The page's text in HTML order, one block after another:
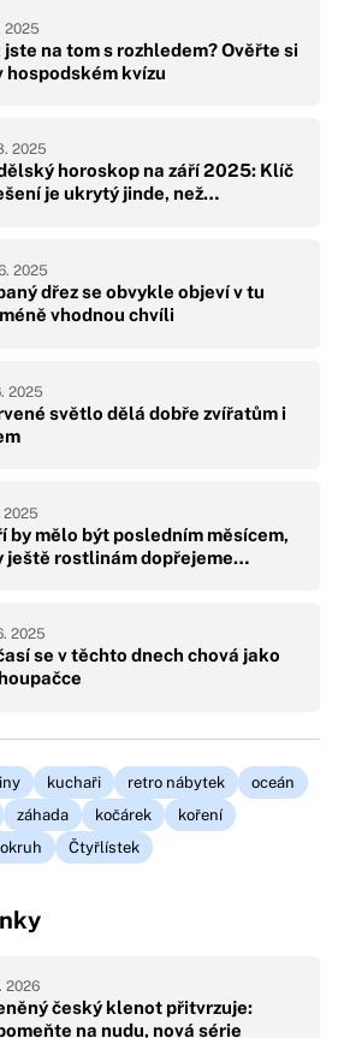
jste na tom s rozhledem? Ověřte si
hospodském kvízu
2025
horoskop na září 2025: Klíč
je ukrytý jinde, než…
2025
dřez se obvykle objeví v tu
vhodnou chvíli
2025
světlo dělá dobře zvířatům i
2025
by mělo být posledním měsícem,
ještě rostlinám dopřejeme…
2025
se v těchto dnech chová jako
2025
kuchaři retro nábytek
oceán
záhada kočárek
koření
Čtyřlístek
český klenot přitvrzuje:
na nudu, nová série
2026